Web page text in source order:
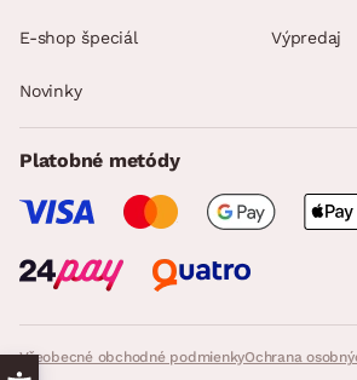
Všeobecné obchodné podmienkyOchrana
E-shop špeciál Výpredaj
Novinky
Platobné metódy